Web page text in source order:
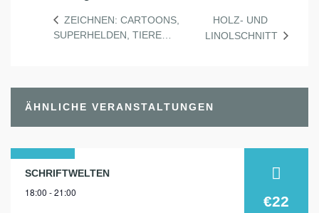
ZEICHNEN: CARTOONS,
SUPERHELDEN, TIERE…
HOLZ- UND
LINOLSCHNITT
ÄHNLICHE VERANSTALTUNGEN
27
okt.
SCHRIFTWELTEN
18:00 - 21:00
€22